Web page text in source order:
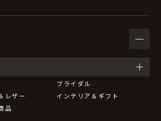
らせ等の情報をお送りするため。
情報の第三者提供について
報は法令等による場合を除いて第三者に
りません。
ブライダル
レザー
インテリア＆ギフト
品